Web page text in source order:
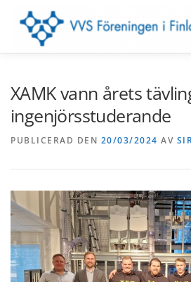
innehåll
XAMK vann årets
ingenjörsstuderande
PUBLICERAD DEN 20/03/2024 AV